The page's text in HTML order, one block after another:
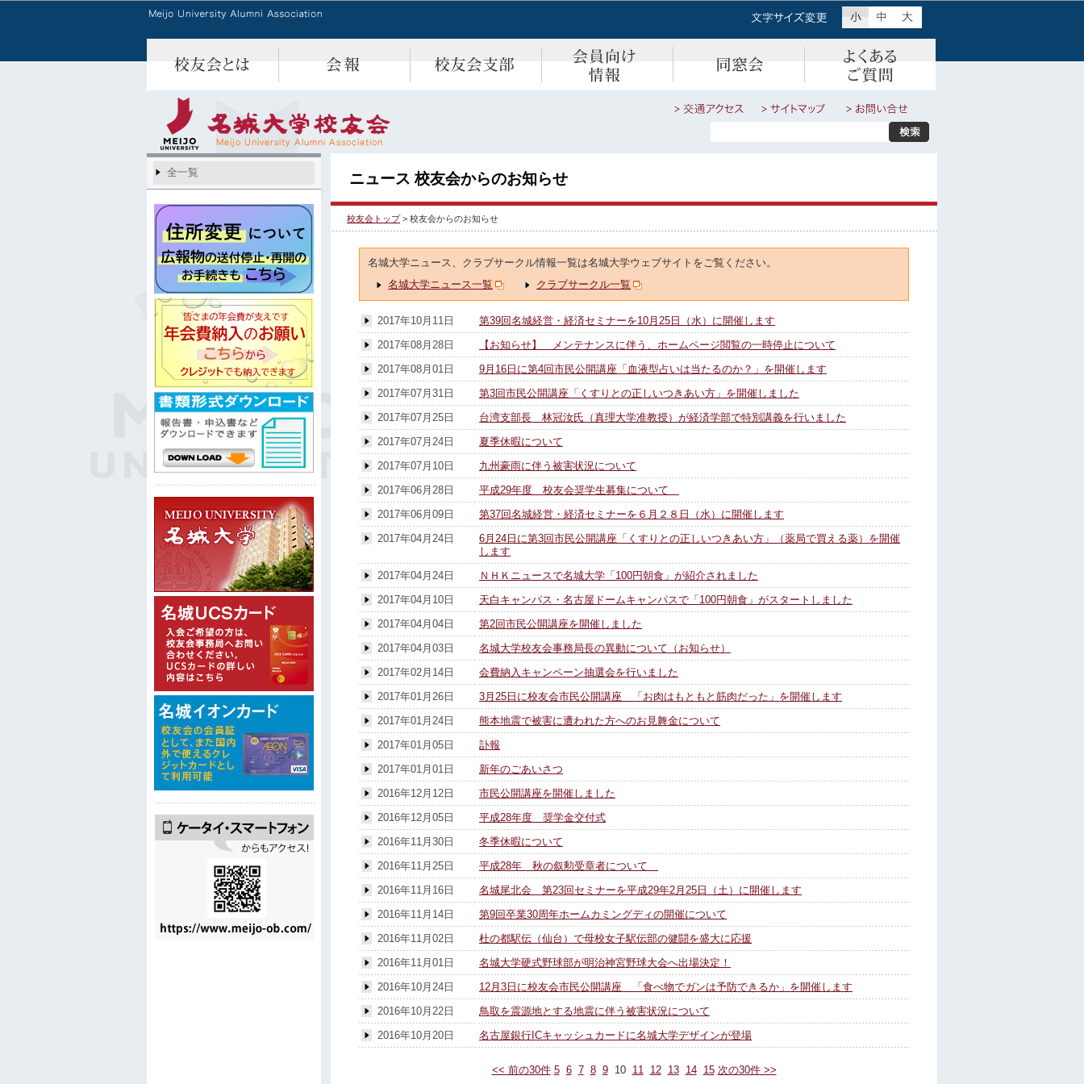
ニュース 校友会からのお知らせ
校友会トップ> 校友会からのお知らせ
名城大学ニュース、クラブサークル情報一覧は名城大学ウェブサイトをご覧ください。
名城大学ニュース一覧
クラブサークル一覧
2017年10月11日
第39回名城経営・経済セミナーを10月25日（水）に開催します
2017年08月28日
【お知らせ】 メンテナンスに伴う、ホームページ閲覧の一時停止について
2017年08月01日
9月16日に第4回市民公開講座「血液型占いは当たるのか？」を開催します
2017年07月31日
第3回市民公開講座「くすりとの正しいつきあい方」を開催しました
2017年07月25日
台湾支部長 林冠汝氏（真理大学准教授）が経済学部で特別講義を行いました
2017年07月24日
夏季休暇について
2017年07月10日
九州豪雨に伴う被害状況について
2017年06月28日
平成29年度 校友会奨学生募集について
2017年06月09日
第37回名城経営・経済セミナーを６月２８日（水）に開催します
2017年04月24日
6月24日に第3回市民公開講座「くすりとの正しいつきあい方」（薬局で買える薬）を開催
します
2017年04月24日
ＮＨＫニュースで名城大学「100円朝食」が紹介されました
2017年04月10日
天白キャンパス・名古屋ドームキャンパスで「100円朝食」がスタートしました
2017年04月04日
第2回市民公開講座を開催しました
2017年04月03日
名城大学校友会事務局長の異動について（お知らせ）
2017年02月14日
会費納入キャンペーン抽選会を行いました
2017年01月26日
3月25日に校友会市民公開講座 「お肉はもともと筋肉だった」を開催します
2017年01月24日
熊本地震で被害に遭われた方へのお見舞金について
2017年01月05日
訃報
2017年01月01日
新年のごあいさつ
2016年12月12日
市民公開講座を開催しました
2016年12月05日
平成28年度 奨学金交付式
2016年11月30日
冬季休暇について
2016年11月25日
平成28年 秋の叙勲受章者について
2016年11月16日
名城尾北会 第23回セミナーを平成29年2月25日（土）に開催します
2016年11月14日
第9回卒業30周年ホームカミングディの開催について
2016年11月02日
杜の都駅伝（仙台）で母校女子駅伝部の健闘を盛大に応援
2016年11月01日
名城大学硬式野球部が明治神宮野球大会へ出場決定！
2016年10月24日
12月3日に校友会市民公開講座 「食べ物でガンは予防できるか」を開催します
2016年10月22日
鳥取を震源地とする地震に伴う被害状況について
2016年10月20日
名古屋銀行ICキャッシュカードに名城大学デザインが登場
<< 前の30件 5 6 7 8 9 10 11 12 13 14 15 次の30件 >>
全一覧